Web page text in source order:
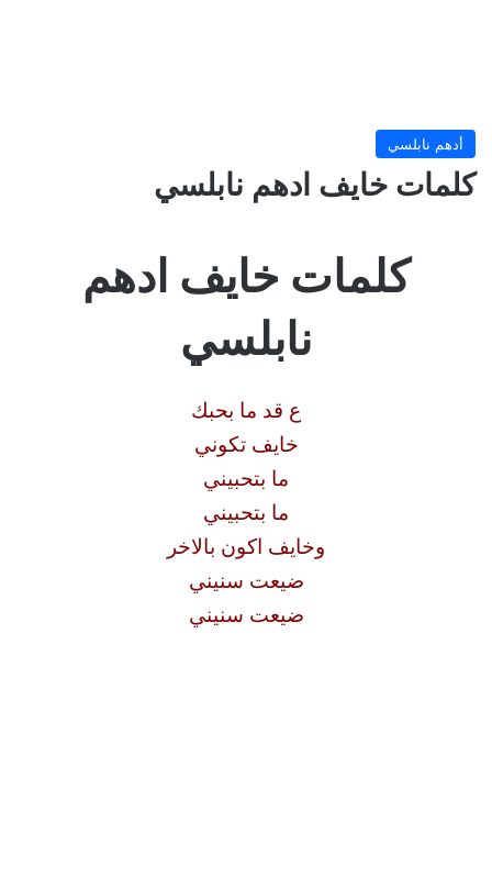
أدهم نابلسي
كلمات خايف ادهم نابلسي
كلمات خايف ادهم
نابلسي
ع قد ما بحبك
خايف تكوني
ما بتحبيني
ما بتحبيني
وخايف اكون بالاخر
ضيعت سنيني
ضيعت سنيني